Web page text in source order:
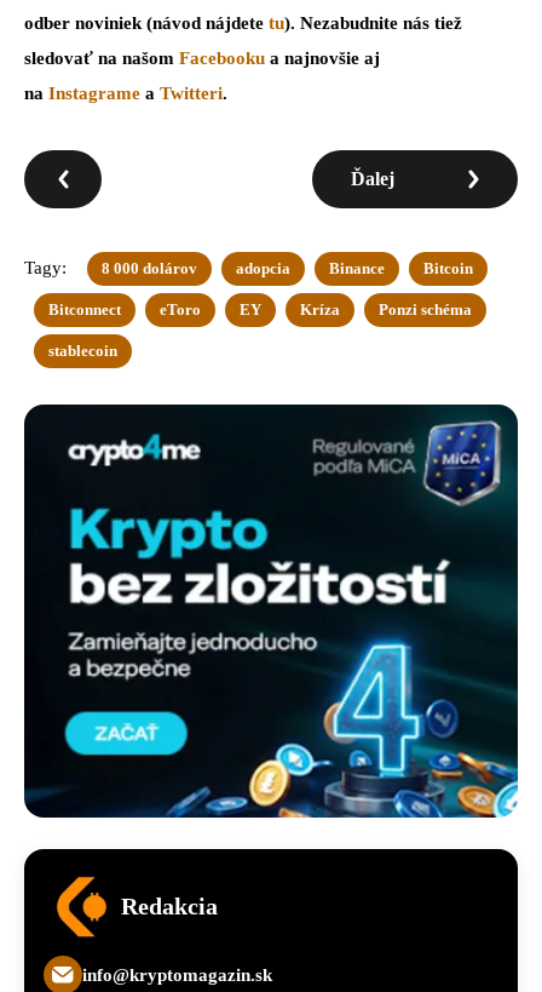
odber noviniek (návod nájdete tu). Nezabudnite nás tiež
sledovať na našom Facebooku a najnovšie aj
na Instagrame a Twitteri.
Ďalej
Tagy: 8 000 dolárov adopcia Binance Bitcoin
Bitconnect eToro EY Kríza Ponzi schéma
stablecoin
Redakcia
info@kryptomagazin.sk